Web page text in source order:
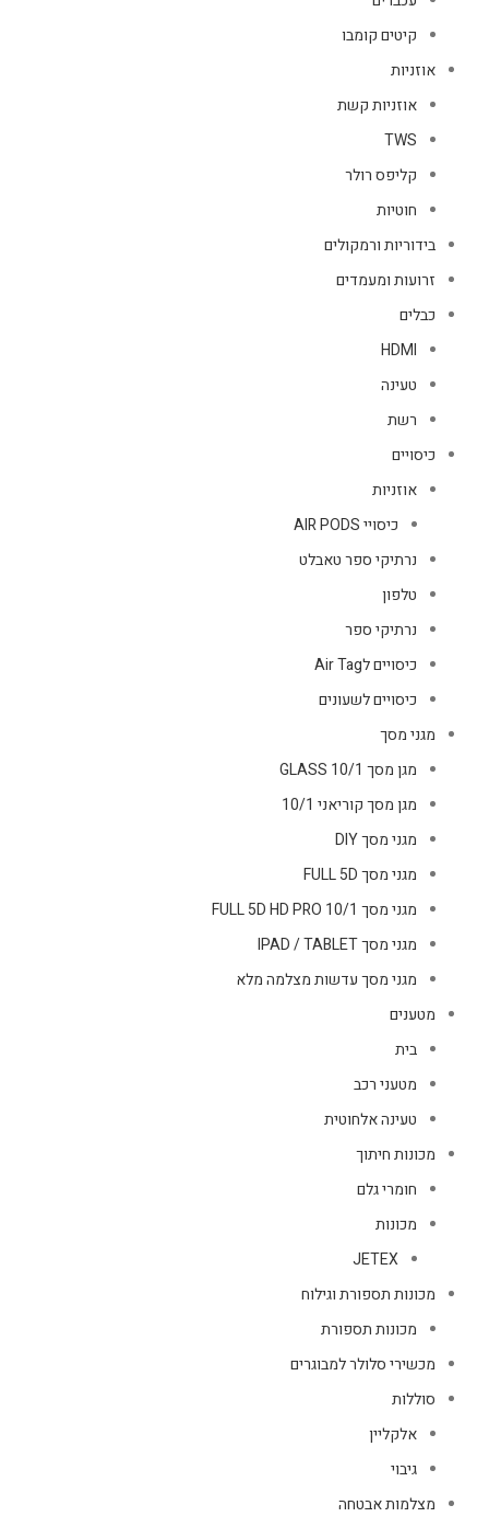
קיטים קומבו
אוזניות
אוזניות קשת
TWS
קליפס רולר
חוטיות
בידוריות ורמקולים
זרועות ומעמדים
כבלים
HDMI
טעינה
רשת
כיסויים
אוזניות
כיסויי AIR PODS
נרתיקי ספר טאבלט
טלפון
נרתיקי ספר
כיסויים לAir Tag
כיסויים לשעונים
מגני מסך
מגן מסך GLASS 10/1
מגן מסך קוריאני 10/1
מגני מסך DIY
מגני מסך FULL 5D
מגני מסך FULL 5D HD PRO 10/1
מגני מסך IPAD / TABLET
מגני מסך עדשות מצלמה מלא
מטענים
בית
מטעני רכב
טעינה אלחוטית
מכונות חיתוך
חומרי גלם
מכונות
JETEX
מכונות תספורת וגילוח
מכונות תספורת
מכשירי סלולר למבוגרים
סוללות
אלקליין
גיבוי
מצלמות אבטחה